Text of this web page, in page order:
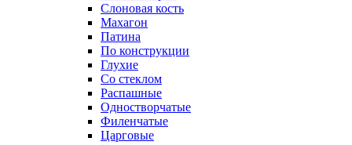
Слоновая кость
Махагон
Патина
По конструкции
Глухие
Со стеклом
Распашные
Одностворчатые
Филенчатые
Царговые